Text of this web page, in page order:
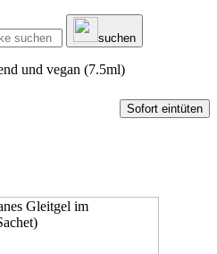
suchen
und vegan (7.5ml)
Sofort eintüten